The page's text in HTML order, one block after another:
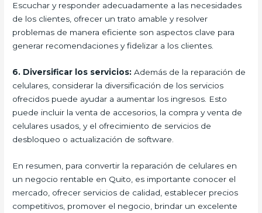
Escuchar y responder adecuadamente a las necesidades
de los clientes, ofrecer un trato amable y resolver
problemas de manera eficiente son aspectos clave para
generar recomendaciones y fidelizar a los clientes.
6. Diversificar los servicios: Además de la reparación de
celulares, considerar la diversificación de los servicios
ofrecidos puede ayudar a aumentar los ingresos. Esto
puede incluir la venta de accesorios, la compra y venta de
celulares usados, y el ofrecimiento de servicios de
desbloqueo o actualización de software.
En resumen, para convertir la reparación de celulares en
un negocio rentable en Quito, es importante conocer el
mercado, ofrecer servicios de calidad, establecer precios
competitivos, promover el negocio, brindar un excelente